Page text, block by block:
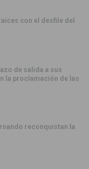
con el desfile del
de salida a sus
la proclamación de las
reconquistan la